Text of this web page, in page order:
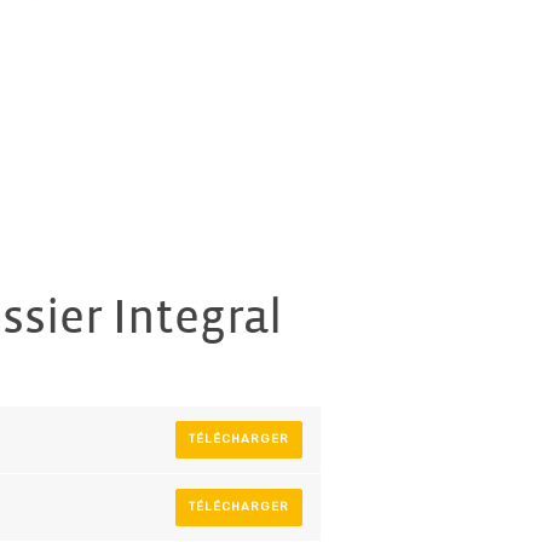
Integral
TÉLÉCHARGER
TÉLÉCHARGER